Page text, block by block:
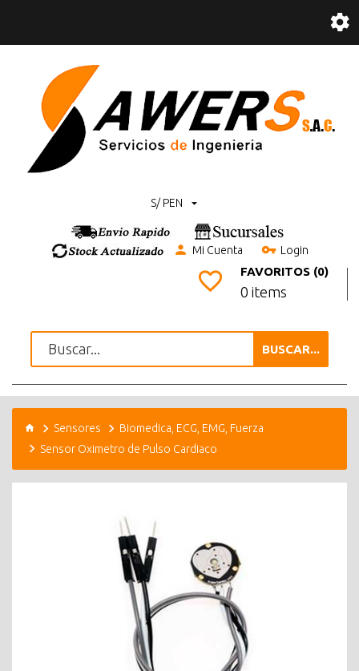
S/ PEN
Mi Cuenta Login
FAVORITOS (0)
0 items
BUSCAR...
Sensores
Biomedica, ECG, EMG, Fuerza
Sensor Oximetro de Pulso Cardiaco